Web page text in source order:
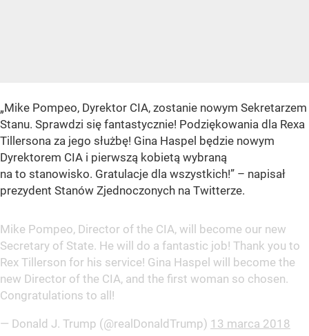
„Mike Pompeo, Dyrektor CIA, zostanie nowym Sekretarzem
Stanu. Sprawdzi się fantastycznie! Podziękowania dla Rexa
Tillersona za jego służbę! Gina Haspel będzie nowym
Dyrektorem CIA i pierwszą kobietą wybraną
na to stanowisko. Gratulacje dla wszystkich!” – napisał
prezydent Stanów Zjednoczonych na Twitterze.
Mike Pompeo, Director of the CIA, will become our new
Secretary of State. He will do a fantastic job! Thank you to
Rex Tillerson for his service! Gina Haspel will become the
new Director of the CIA, and the first woman so chosen.
Congratulations to all!
— Donald J. Trump (@realDonaldTrump) 13 marca 2018